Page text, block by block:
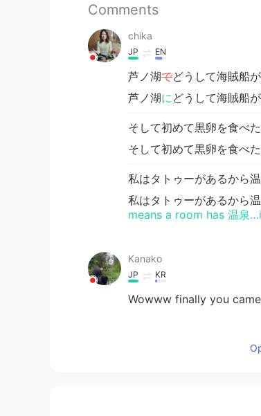
Comments
chika
JP EN
芦ノ湖でどうして海賊船
芦ノ湖にどうして海賊船
そして初めて黒卵を食べ
そして初めて黒卵を食べ
私はタトゥーがあるから
私はタトゥーがあるから
means a room has 温泉
Kanako
JP KR
Wowww finally you